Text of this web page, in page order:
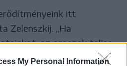
My Personal Information
itt
Zelenszkij. „Ha
az oroszok teljes
kapnak az ország